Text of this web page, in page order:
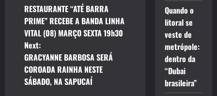
o
s
t
n
RESTAURANTE “ATÉ BARRA
PRIME” RECEBE A BANDA LINHA
VITAL (08) MARÇO SEXTA 19h30
Next:
GRACYANNE BARBOSA SERÁ
COROADA RAINHA NESTE
SÁBADO, NA SAPUCAÍ
Quando o
litoral se
veste de
metrópole:
dentro da
“Dubai
brasileira”